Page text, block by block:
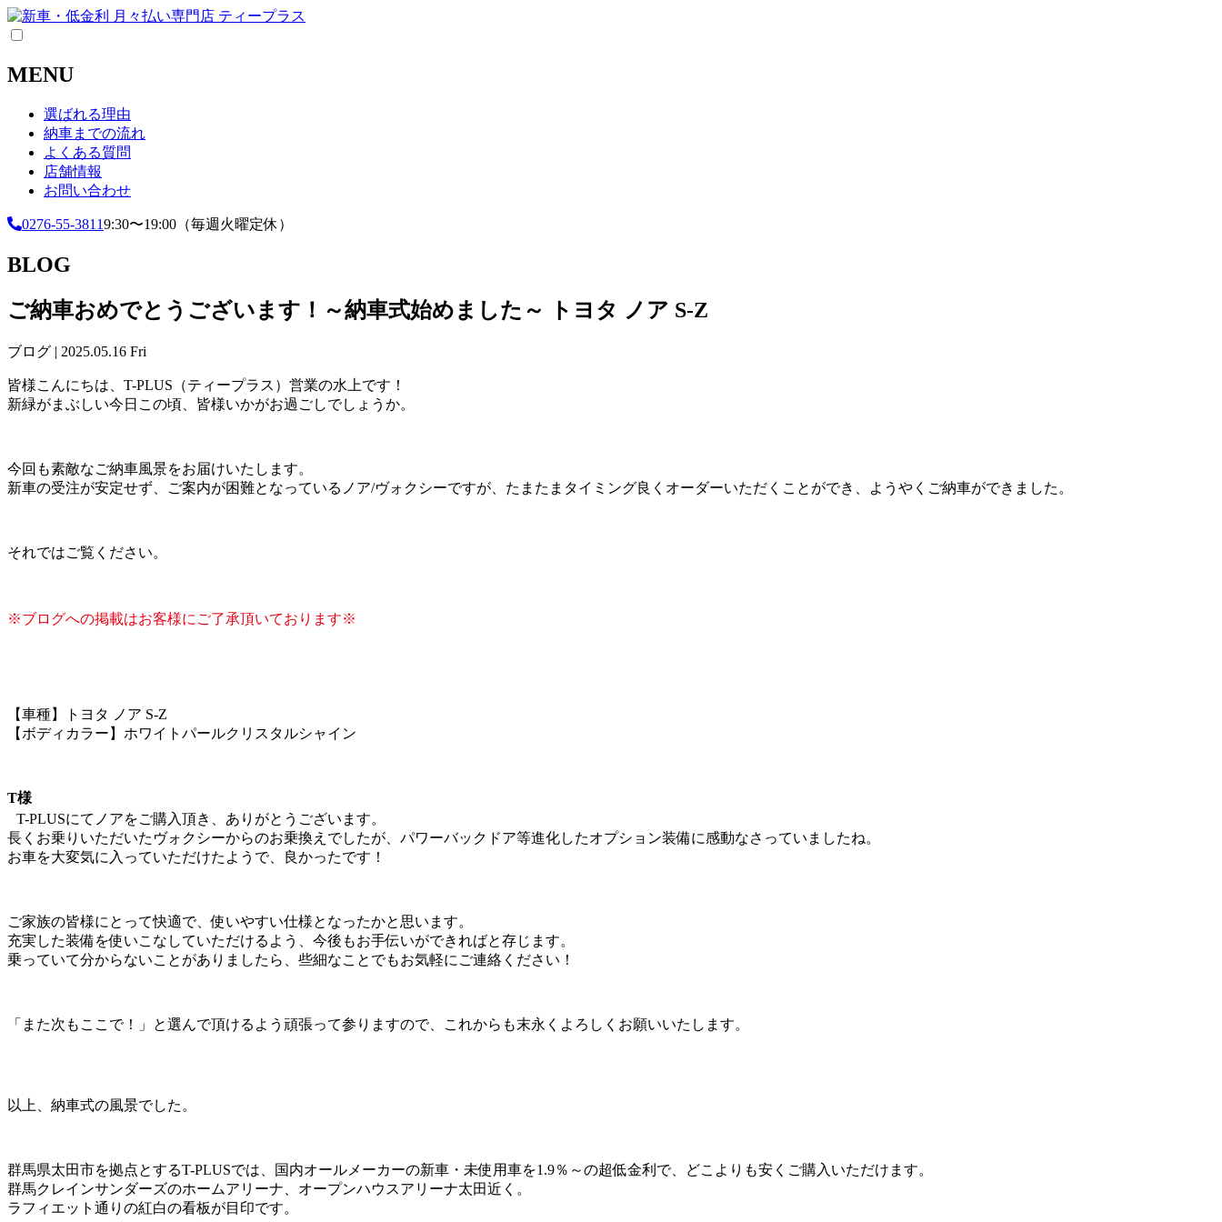
MENU
選ばれる理由
納車までの流れ
よくある質問
店舗情報
お問い合わせ
0276-55-38119:30〜19:00（毎週火曜定休）
BLOG
ご納車おめでとうございます！～納車式始めました～ トヨタ ノア S-Z
ブログ | 2025.05.16 Fri
皆様こんにちは、T-PLUS（ティープラス）営業の水上です！
新緑がまぶしい今日この頃、皆様いかがお過ごしでしょうか。
今回も素敵なご納車風景をお届けいたします。
新車の受注が安定せず、ご案内が困難となっているノア/ヴォクシーですが、たまたまタイミング良くオーダーいただくことができ、ようやくご納車ができました。
それではご覧ください。
※ブログへの掲載はお客様にご了承頂いております※
【車種】トヨタ ノア S-Z
【ボディカラー】ホワイトパールクリスタルシャイン
T様
T-PLUSにてノアをご購入頂き、ありがとうございます。
長くお乗りいただいたヴォクシーからのお乗換えでしたが、パワーバックドア等進化したオプション装備に感動なさっていましたね。
お車を大変気に入っていただけたようで、良かったです！
ご家族の皆様にとって快適で、使いやすい仕様となったかと思います。
充実した装備を使いこなしていただけるよう、今後もお手伝いができればと存じます。
乗っていて分からないことがありましたら、些細なことでもお気軽にご連絡ください！
「また次もここで！」と選んで頂けるよう頑張って参りますので、これからも末永くよろしくお願いいたします。
以上、納車式の風景でした。
群馬県太田市を拠点とするT-PLUSでは、国内オールメーカーの新車・未使用車を1.9％～の超低金利で、どこよりも安くご購入いただけます。
群馬クレインサンダーズのホームアリーナ、オープンハウスアリーナ太田近く。
ラフィエット通りの紅白の看板が目印です。